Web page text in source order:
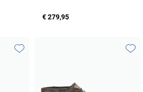
€ 279,95